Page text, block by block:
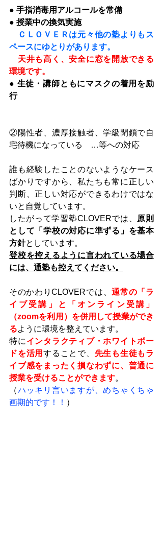
● 手指消毒用アルコールを常備
● 授業中の換気実施
ＣＬＯＶＥＲは元々他の塾よりもス
ペースにゆとりがあります。
天井も高く、安全に窓を開放できる
環境です。
● 生徒・講師ともにマスクの着用を励
行
②陽性者、濃厚接触者、学級閉鎖で自
宅待機になっている　…等への対応
誰も経験したことのないようなケース
ばかりですから、私たちも常に正しい
判断、正しい対応ができるわけではな
いと自覚しています。
したがって学習塾CLOVERでは、 原則
として「学校の対応に準ずる」を基本
方針としています。
登校を控えるように言われている場合
には、通塾も控えてください。
そのかわりCLOVERでは、通常の「ラ
イブ受講」と「オンライン受講」
（zoomを利用）を併用して授業ができ
るように環境を整えています。
特に インタラクティブ・ホワイトボー
ドを活用 することで、 先生も生徒もラ
イブ感をまったく損なわずに、普通に
授業を受けることができます。
（ハッキリ言いますが、めちゃくちゃ
画期的です！！ ）